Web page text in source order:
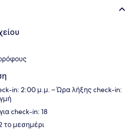
in: 2:00 μ.μ. – Ώρα λήξης check-in:
check-in: 18
το μεσημέρι